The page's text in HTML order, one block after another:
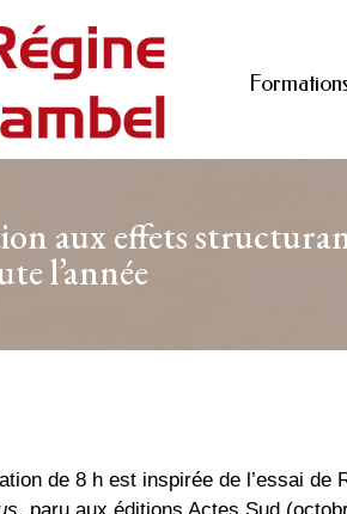
aux effets
l’année
de 8 h est inspirée de l’essai de
, paru aux éditions Actes Sud